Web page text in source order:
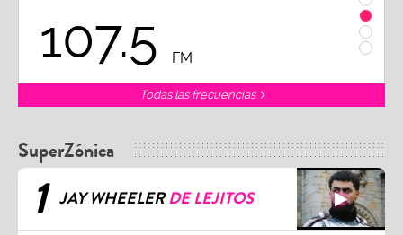
107.5 FM
Todas las frecuencias
SuperZónica
1 JAY WHEELERDE LEJITOS